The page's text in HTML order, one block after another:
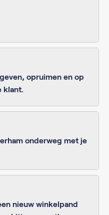
opruimen en op
klant.
onderweg met je
nieuw winkelpand